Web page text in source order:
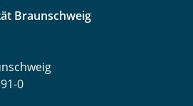
Braunschweig
0